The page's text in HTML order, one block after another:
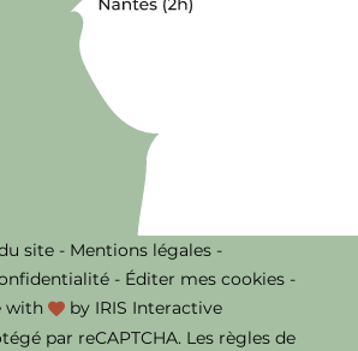
site - Mentions légales -
- Éditer mes cookies -
with
by IRIS Interactive
par reCAPTCHA. Les règles de